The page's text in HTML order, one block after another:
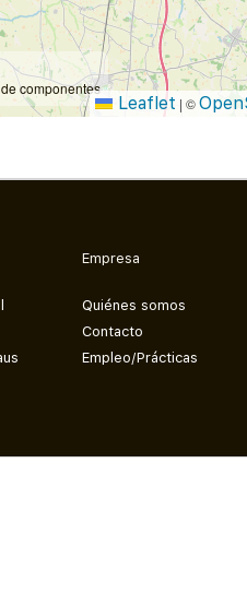
componentes
Leaflet | ©
Empresa
Quiénes somos
Contacto
Empleo/Prácticas